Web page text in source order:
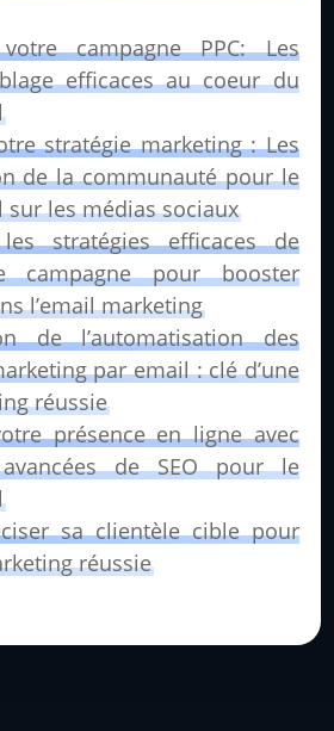
campagne PPC: Les
efficaces au coeur du
stratégie marketing : Les
de la communauté pour le
les médias sociaux
les stratégies efficaces de
campagne pour booster
l’email marketing
de l’automatisation des
par email : clé d’une
réussie
présence en ligne avec
de SEO pour le
sa clientèle cible pour
réussie